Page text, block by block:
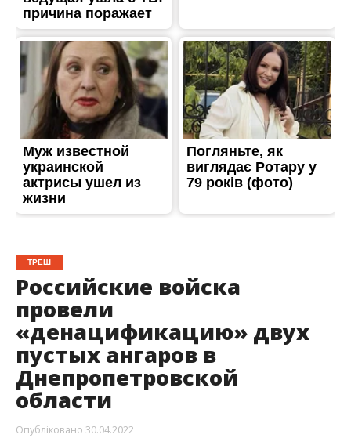
ТРЕШ
Российские войска
провели
«денацификацию» двух
пустых ангаров в
Днепропетровской
области
Опубліковано 30.04.2022